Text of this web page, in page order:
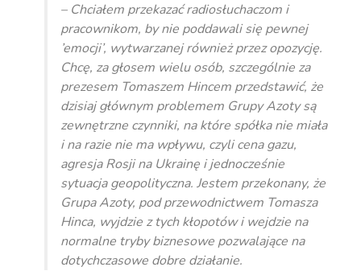
– Chciałem przekazać radiosłuchaczom i
pracownikom, by nie poddawali się pewnej
’emocji’, wytwarzanej również przez opozycję.
Chcę, za głosem wielu osób, szczególnie za
prezesem Tomaszem Hincem przedstawić, że
dzisiaj głównym problemem Grupy Azoty są
zewnętrzne czynniki, na które spółka nie miała
i na razie nie ma wpływu, czyli cena gazu,
agresja Rosji na Ukrainę i jednocześnie
sytuacja geopolityczna. Jestem przekonany, że
Grupa Azoty, pod przewodnictwem Tomasza
Hinca, wyjdzie z tych kłopotów i wejdzie na
normalne tryby biznesowe pozwalające na
dotychczasowe dobre działanie.